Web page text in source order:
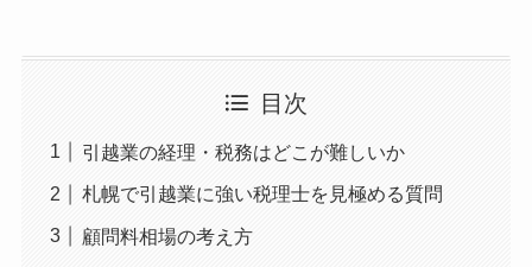
目次
引越業の経理・税務はどこが難しいか
札幌で引越業に強い税理士を見極める質問
顧問料相場の考え方